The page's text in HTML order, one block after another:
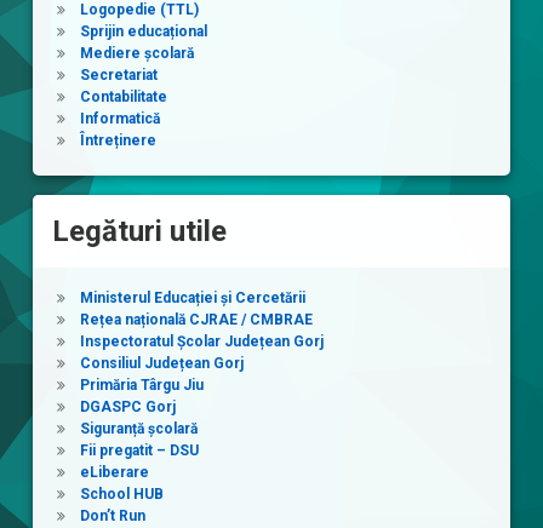
Logopedie (TTL)
Sprijin educațional
Mediere școlară
Secretariat
Contabilitate
Informatică
Întreținere
Legături utile
Ministerul Educației și Cercetării
Rețea națională CJRAE / CMBRAE
Inspectoratul Școlar Județean Gorj
Consiliul Județean Gorj
Primăria Târgu Jiu
DGASPC Gorj
Siguranță școlară
Fii pregatit – DSU
eLiberare
School HUB
Don’t Run